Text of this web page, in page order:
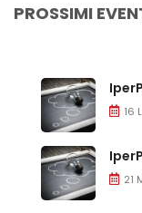
PROSSIMI
16
21